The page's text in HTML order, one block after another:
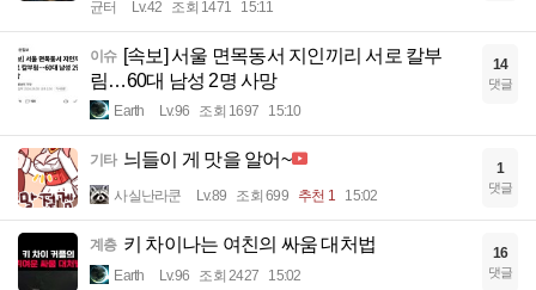
균터 Lv.42 조회 1471 15:11
이슈 [속보] 서울 면목동서 지인끼리 서로 칼부
림…60대 남성 2명 사망
Earth Lv.96 조회 1697 15:10
14
댓글
기타 늬들이 게 맛을 알어~
사실난라쿤 Lv.89 조회 699 추천 1 15:02
1
댓글
계층 키 차이나는 여친의 싸움 대처법
Earth Lv.96 조회 2427 15:02
16
댓글